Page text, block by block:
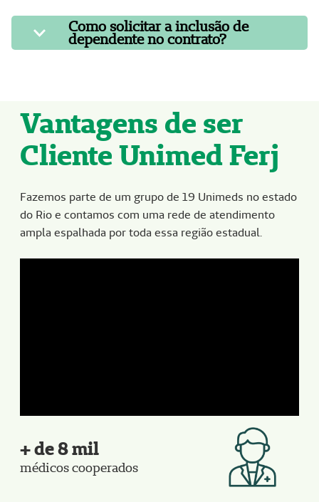
Como solicitar a inclusão de
dependente no contrato?
Vantagens de ser
Cliente Unimed Ferj
Fazemos parte de um grupo de 19 Unimeds no estado
do Rio e contamos com uma rede de atendimento
ampla espalhada por toda essa região estadual.
+ de 8 mil
médicos cooperados